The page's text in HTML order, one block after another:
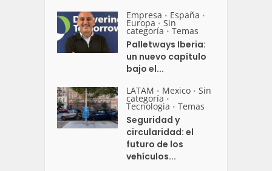
Empresa • España •
Europa • Sin
categoría • Temas
Palletways Iberia:
un nuevo capítulo
bajo el...
LATAM • Mexico • Sin
categoría •
Tecnologia • Temas
Seguridad y
circularidad: el
futuro de los
vehículos...